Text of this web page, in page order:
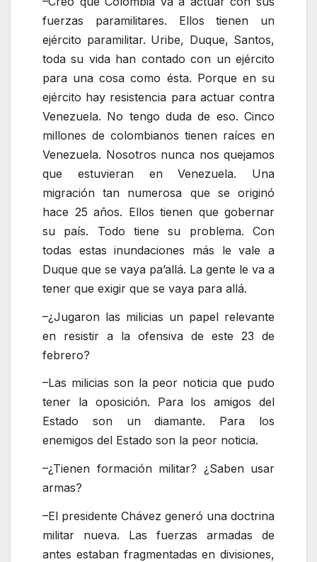
fuerzas paramilitares. Ellos tienen un
ejército paramilitar. Uribe, Duque, Santos,
toda su vida han contado con un ejército
para una cosa como ésta. Porque en su
ejército hay resistencia para actuar contra
Venezuela. No tengo duda de eso. Cinco
millones de colombianos tienen raíces en
Venezuela. Nosotros nunca nos quejamos
que estuvieran en Venezuela. Una
migración tan numerosa que se originó
hace 25 años. Ellos tienen que gobernar
su país. Todo tiene su problema. Con
todas estas inundaciones más le vale a
Duque que se vaya pa’allá. La gente le va a
tener que exigir que se vaya para allá.
–¿Jugaron las milicias un papel relevante
en resistir a la ofensiva de este 23 de
febrero?
–Las milicias son la peor noticia que pudo
tener la oposición. Para los amigos del
Estado son un diamante. Para los
enemigos del Estado son la peor noticia.
–¿Tienen formación militar? ¿Saben usar
armas?
–El presidente Chávez generó una doctrina
militar nueva. Las fuerzas armadas de
antes estaban fragmentadas en divisiones,